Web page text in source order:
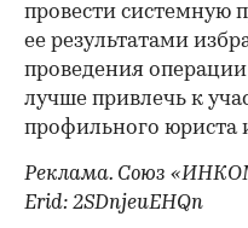
провести системную
ее результатами
проведения
лучше привлечь к
профильного юриста
Реклама. Союз
Erid: 2SDnjeuEHQn